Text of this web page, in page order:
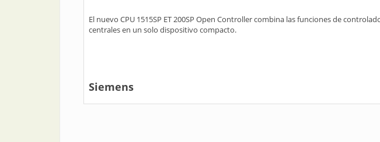
El nuevo CPU 1515SP ET 200SP Open Controller combina las funciones de
centrales en un solo dispositivo compacto.
Siemens